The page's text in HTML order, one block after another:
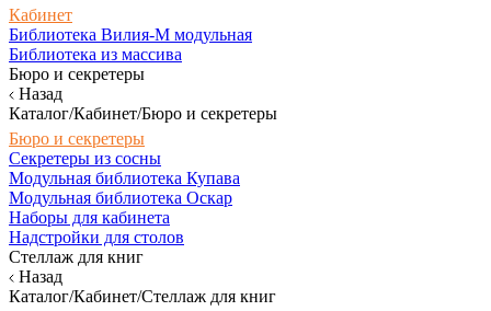
Кабинет
Библиотека Вилия-М модульная
Библиотека из массива
Бюро и секретеры
Назад
Каталог/Кабинет/Бюро и секретеры
Бюро и секретеры
Секретеры из сосны
Модульная библиотека Купава
Модульная библиотека Оскар
Наборы для кабинета
Надстройки для столов
Стеллаж для книг
Назад
Каталог/Кабинет/Стеллаж для книг